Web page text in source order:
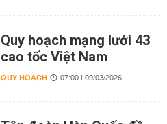
Quy hoạch mạng lưới 43
cao tốc Việt Nam
QUY HOẠCH 07:00 | 09/03/2026